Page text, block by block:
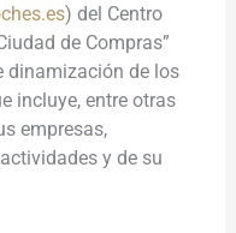
) del Centro
de Compras”
dinamización de los
incluye, entre otras
empresas,
y de su